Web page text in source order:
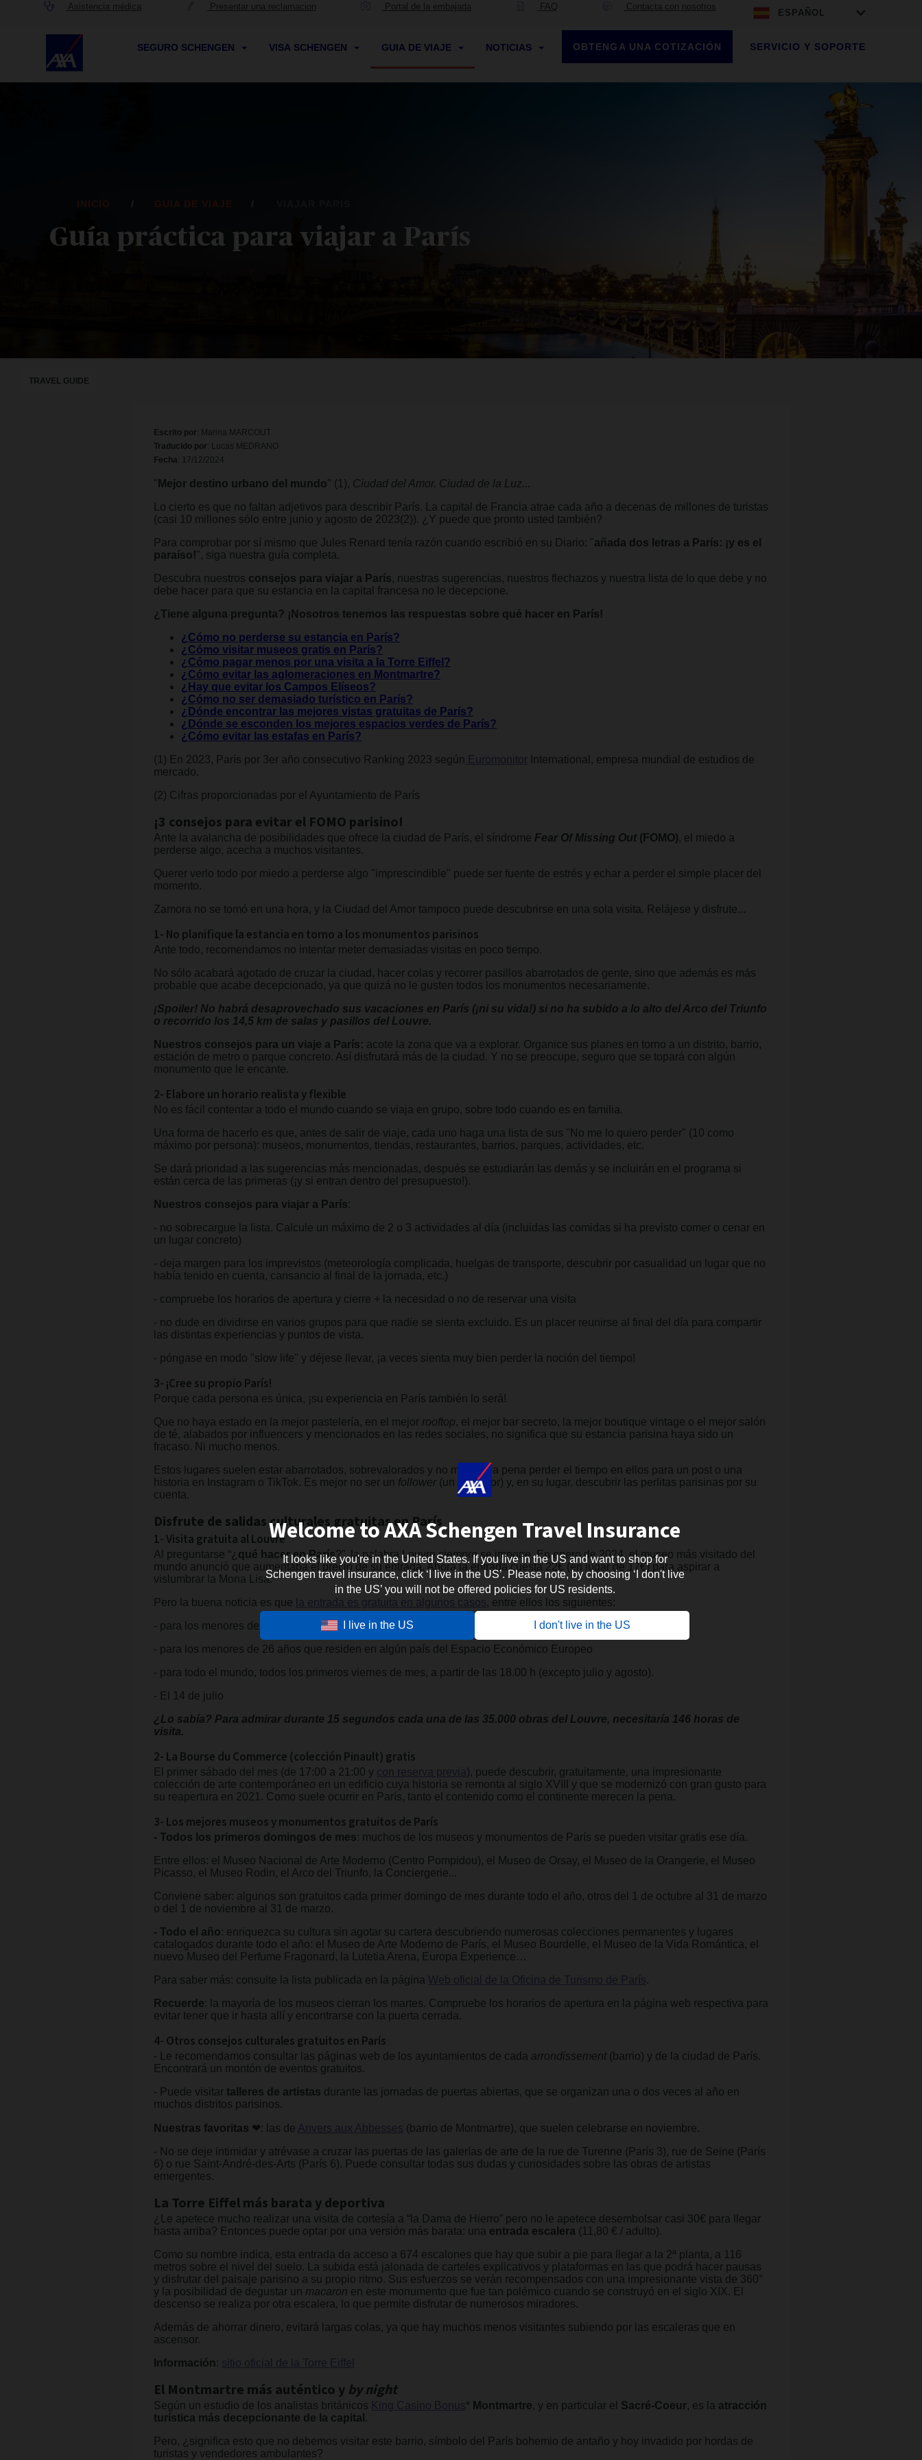
Welcome to AXA Schengen Travel Insurance
It looks like you're in the United States. If you live in the US and want to shop for
Schengen travel insurance, click ‘I live in the US’. Please note, by choosing ‘I don't live
in the US’ you will not be offered policies for US residents.
I live in the US I don't live in the US
Asistencia médica Presentar una reclamacion Portal de la embajada FAQ Contacta con nosotros
ESPAÑOL
SEGURO SCHENGEN VISA SCHENGEN GUIA DE VIAJE NOTICIAS OBTENGA UNA COTIZACIÓN SERVICIO Y SOPORTE
INICIO GUIA DE VIAJE
Guía práctica para viajar a París
TRAVEL GUIDE
Escrito por: Marina MARCOUT
Traducido por: Lucas MEDRANO
Fecha: 17/12/2024
" Mejor destino urbano del mundo" (1), Ciudad del Amor, Ciudad de la Luz...
Lo cierto es que no faltan adjetivos para describir París. La capital de Francia atrae cada año a decenas de millones de turistas
(casi 10 millones sólo entre junio y agosto de 2023(2)). ¿Y puede que pronto usted también?
Para comprobar por sí mismo que Jules Renard tenía razón cuando escribió en su Diario: "añada dos letras a París: ¡y es el
paraíso!", siga nuestra guía completa.
Descubra nuestros consejos para viajar a París, nuestras sugerencias, nuestros flechazos y nuestra lista de lo que debe y no
debe hacer para que su estancia en la capital francesa no le decepcione.
¿Tiene alguna pregunta? ¡Nosotros tenemos las respuestas sobre qué hacer en París!
¿Cómo no perderse su estancia en París?
¿Cómo visitar museos gratis en París?
¿Cómo pagar menos por una visita a la Torre Eiffel?
¿Cómo evitar las aglomeraciones en Montmartre?
¿Hay que evitar los Campos Elíseos?
¿Cómo no ser demasiado turístico en París?
¿Dónde encontrar las mejores vistas gratuitas de París?
¿Dónde se esconden los mejores espacios verdes de París?
¿Cómo evitar las estafas en París?
(1) En 2023, París por 3er año consecutivo Ranking 2023 según Euromonitor International, empresa mundial de estudios de
mercado.
(2) Cifras proporcionadas por el Ayuntamiento de París
¡3 consejos para evitar el FOMO parisino!
Ante la avalancha de posibilidades que ofrece la ciudad de París, el síndrome Fear Of Missing Out(FOMO), el miedo a
perderse algo, acecha a muchos visitantes.
Querer verlo todo por miedo a perderse algo "imprescindible" puede ser fuente de estrés y echar a perder el simple placer del
momento.
Zamora no se tomó en una hora, y la Ciudad del Amor tampoco puede descubrirse en una sola visita. Relájese y disfrute...
1- No planifique la estancia en torno a los monumentos parisinos
Ante todo, recomendamos no intentar meter demasiadas visitas en poco tiempo.
No sólo acabará agotado de cruzar la ciudad, hacer colas y recorrer pasillos abarrotados de gente, sino que además es más
probable que acabe decepcionado, ya que quizá no le gusten todos los monumentos necesariamente.
¡Spoiler! No habrá desaprovechado sus vacaciones en París (¡ni su vida!) si no ha subido a lo alto del Arco del Triunfo
o recorrido los 14,5 km de salas y pasillos del Louvre.
Nuestros consejos para un viaje a París: acote la zona que va a explorar. Organice sus planes en torno a un distrito, barrio,
estación de metro o parque concreto. Así disfrutará más de la ciudad. Y no se preocupe, seguro que se topará con algún
monumento que le encante.
2- Elabore un horario realista y flexible
No es fácil contentar a todo el mundo cuando se viaja en grupo, sobre todo cuando es en familia.
Una forma de hacerlo es que, antes de salir de viaje, cada uno haga una lista de sus "No me lo quiero perder" (10 como
máximo por persona): museos, monumentos, tiendas, restaurantes, barrios, parques, actividades, etc.
Se dará prioridad a las sugerencias más mencionadas, después se estudiarán las demás y se incluirán en el programa si
están cerca de las primeras (¡y si entran dentro del presupuesto!).
Nuestros consejos para viajar a París:
- no sobrecargue la lista. Calcule un máximo de 2 o 3 actividades al día (incluidas las comidas si ha previsto comer o cenar en
un lugar concreto)
- deja margen para los imprevistos (meteorología complicada, huelgas de transporte, descubrir por casualidad un lugar que no
había tenido en cuenta, cansancio al final de la jornada, etc.)
- compruebe los horarios de apertura y cierre + la necesidad o no de reservar una visita
- no dude en dividirse en varios grupos para que nadie se sienta excluido. Es un placer reunirse al final del día para compartir
las distintas experiencias y puntos de vista.
- póngase en modo "slow life" y déjese llevar, ¡a veces sienta muy bien perder la noción del tiempo!
3- ¡Cree su propio París!
Porque cada persona es única, ¡su experiencia en París también lo será!
Que no haya estado en la mejor pastelería, en el mejor rooftop, el mejor bar secreto, la mejor boutique vintage o el mejor salón
de té, alabados por influencers y mencionados en las redes sociales, no significa que su estancia parisina haya sido un
fracaso. Ni mucho menos.
Estos lugares suelen estar abarrotados, sobrevalorados y no merece la pena perder el tiempo en ellos para un post o una
historia en Instagram o TikTok. Es mejor no ser un follower (un seguidor) y, en su lugar, descubrir las perlitas parisinas por su
cuenta.
Disfrute de salidas culturales gratuitas en París
1- Visita gratuita al Louvre
Al preguntarse “¿ qué hacer en París?”, la palabra Louvre siempre se impone. En enero de 2024, el museo más visitado del
mundo anunció que aumentaba el precio de su entrada. Ahora la entrada cuesta 22€ (en lugar de 17€) para aspirar a
vislumbrar la Mona Lisa.
Pero la buena noticia es que la entrada es gratuita en algunos casos, entre ellos los siguientes:
- para los menores de 18 años
- para los menores de 26 años que residen en algún país del Espacio Económico Europeo
- para todo el mundo, todos los primeros viernes de mes, a partir de las 18.00 h (excepto julio y agosto).
- El 14 de julio
¿Lo sabía? Para admirar durante 15 segundos cada una de las 35.000 obras del Louvre, necesitaría 146 horas de
visita.
2- La Bourse du Commerce (colección Pinault) gratis
El primer sábado del mes (de 17:00 a 21:00 y con reserva previa), puede descubrir, gratuitamente, una impresionante
colección de arte contemporáneo en un edificio cuya historia se remonta al siglo XVIII y que se modernizó con gran gusto para
su reapertura en 2021. Como suele ocurrir en París, tanto el contenido como el continente merecen la pena.
3- Los mejores museos y monumentos gratuitos de París
- Todos los primeros domingos de mes: muchos de los museos y monumentos de París se pueden visitar gratis ese día.
Entre ellos: el Museo Nacional de Arte Moderno (Centro Pompidou), el Museo de Orsay, el Museo de la Orangerie, el Museo
Picasso, el Museo Rodin, el Arco del Triunfo, la Conciergerie...
Conviene saber: algunos son gratuitos cada primer domingo de mes durante todo el año, otros del 1 de octubre al 31 de marzo
o del 1 de noviembre al 31 de marzo.
- Todo el año: enriquezca su cultura sin agotar su cartera descubriendo numerosas colecciones permanentes y lugares
catalogados durante todo el año: el Museo de Arte Moderno de París, el Museo Bourdelle, el Museo de la Vida Romántica, el
nuevo Museo del Perfume Fragonard, la Lutetia Arena, Europa Experience…
Para saber más: consulte la lista publicada en la página Web oficial de la Oficina de Turismo de París.
Recuerde: la mayoría de los museos cierran los martes. Compruebe los horarios de apertura en la página web respectiva para
evitar tener que ir hasta allí y encontrarse con la puerta cerrada.
4- Otros consejos culturales gratuitos en París
- Le recomendamos consultar las páginas web de los ayuntamientos de cada arrondissement(barrio) y de la ciudad de París.
Encontrará un montón de eventos gratuitos.
- Puede visitar talleres de artistas durante las jornadas de puertas abiertas, que se organizan una o dos veces al año en
muchos distritos parisinos.
Nuestras favoritas ❤: las de Anvers aux Abbesses (barrio de Montmartre), que suelen celebrarse en noviembre.
- No se deje intimidar y atrévase a cruzar las puertas de las galerías de arte de la rue de Turenne (París 3), rue de Seine (París
6) o rue Saint-André-des-Arts (París 6). Puede consultar todas sus dudas y curiosidades sobre las obras de artistas
emergentes.
La Torre Eiffel más barata y deportiva
¿Le apetece mucho realizar una visita de cortesía a “la Dama de Hierro” pero no le apetece desembolsar casi 30€ para llegar
hasta arriba? Entonces puede optar por una versión más barata: una entrada escalera (11,80 € / adulto).
Como su nombre indica, esta entrada da acceso a 674 escalones que hay que subir a pie para llegar a la 2ª planta, a 116
metros sobre el nivel del suelo. La subida está jalonada de carteles explicativos y plataformas en las que podrá hacer pausas
y disfrutar del paisaje parisino a su propio ritmo. Sus esfuerzos se verán recompensados con una impresionante vista de 360°
y la posibilidad de degustar un macaron en este monumento que fue tan polémico cuando se construyó en el siglo XIX. El
descenso se realiza por otra escalera, lo que permite disfrutar de numerosos miradores.
Además de ahorrar dinero, evitará largas colas, ya que hay muchos menos visitantes subiendo por las escaleras que en
ascensor.
Información: sitio oficial de la Torre Eiffel
El Montmartre más auténtico y by night
Según un estudio de los analistas británicos King Casino Bonus* Montmartre, y en particular el Sacré-Coeur, es la atracción
turística más decepcionante de la capital .
Pero, ¿significa esto que no debemos visitar este barrio, símbolo del París bohemio de antaño y hoy invadido por hordas de
turistas y vendedores ambulantes?